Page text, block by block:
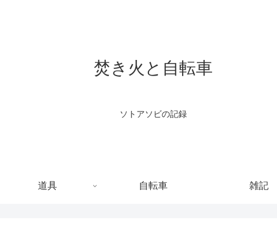
焚き火と自転車
ソトアソビの記録
道具 自転車 雑記